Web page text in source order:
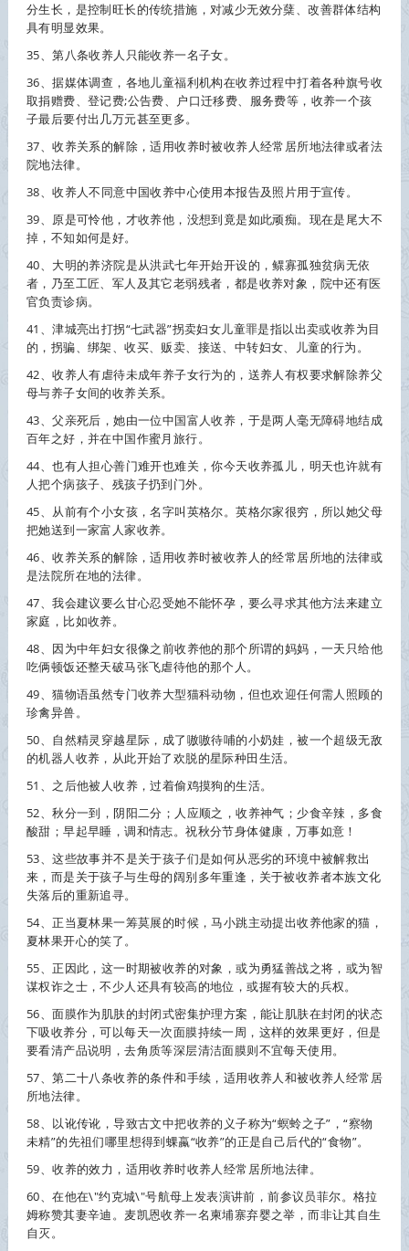
分生长，是控制旺长的传统措施，对减少无效分蘖、改善群体结构
具有明显效果。
35、第八条收养人只能收养一名子女。
36、据媒体调查，各地儿童福利机构在收养过程中打着各种旗号收
取捐赠费、登记费;公告费、户口迁移费、服务费等， 收养一个孩
子最后要付出几万元甚至更多。
37、收养关系的解除，适用收养时被收养人经常居所地法律或者法
院地法律。
38、收养人不同意中国收养中心使用本报告及照片用于宣传。
39、原是可怜他，才收养他，没想到竟是如此顽痴。现在是尾大不
掉，不知如何是好。
40、大明的养济院是从洪武七年开始开设的，鳏寡孤独贫病无依
者，乃至工匠、军人及其它老弱残者，都是收养对象，院中还有医
官负责诊病。
41、津城亮出打拐“七武器”拐卖妇女儿童罪是指以出卖或收养为目
的，拐骗、绑架、收买、贩卖、接送、中转妇女、儿童的行为。
42、收养人有虐待未成年养子女行为的，送养人有权要求解除养父
母与养子女间的收养关系。
43、父亲死后，她由一位中国富人收养 ，于是两人毫无障碍地结成
百年之好，并在中国作蜜月旅行。
44、也有人担心善门难开也难关，你今天收养孤儿，明天也许就有
人把个病孩子、残孩子扔到门外。
45、从前有个小女孩，名字叫英格尔。英格尔家很穷，所以她父母
把她送到一家富人家收养。
46、收养关系的解除，适用收养时被收养人的经常居所地的法律或
是法院所在地的法律。
47、我会建议要么甘心忍受她不能怀孕，要么寻求其他方法来建立
家庭，比如收养。
48、因为中年妇女很像之前收养他的那个所谓的妈妈，一天只给他
吃俩顿饭还整天破马张飞虐待他的那个人。
49、猫物语虽然专门收养大型猫科动物，但也欢迎任何需人照顾的
珍禽异兽。
50、自然精灵穿越星际，成了嗷嗷待哺的小奶娃，被一个超级无敌
的机器人收养 ，从此开始了欢脱的星际种田生活。
51、之后他被人收养，过着偷鸡摸狗的生活。
52、秋分一到，阴阳二分；人应顺之，收养神气；少食辛辣，多食
酸甜；早起早睡，调和情志。祝秋分节身体健康，万事如意！
53、这些故事并不是关于孩子们是如何从恶劣的环境中被解救出
来，而是关于孩子与生母的阔别多年重逢，关于被收养者本族文化
失落后的重新追寻。
54、正当夏林果一筹莫展的时候，马小跳主动提出收养他家的猫，
夏林果开心的笑了。
55、正因此，这一时期被收养的对象，或为勇猛善战之将，或为智
谋权诈之士，不少人还具有较高的地位，或握有较大的兵权。
56、面膜作为肌肤的封闭式密集护理方案，能让肌肤在封闭的状态
下吸收养分，可以每天一次面膜持续一周，这样的效果更好，但是
要看清产品说明，去角质等深层清洁面膜则不宜每天使用。
57、第二十八条收养的条件和手续，适用收养人和被收养人经常居
所地法律。
58、以讹传讹，导致古文中把收养的义子称为“螟蛉之子”，“察物
未精”的先祖们哪里想得到蜾蠃“收养”的正是自己后代的“食物”。
59、收养的效力，适用收养时收养人经常居所地法律。
60、在他在\"约克城\"号航母上发表演讲前，前参议员菲尔。格拉
姆称赞其妻辛迪。麦凯恩收养一名柬埔寨弃婴之举，而非让其自生
自灭。